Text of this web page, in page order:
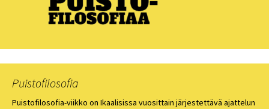
Puistofilosofia
Puistofilosofia-viikko on Ikaalisissa vuosittain järjestettävä ajattelun